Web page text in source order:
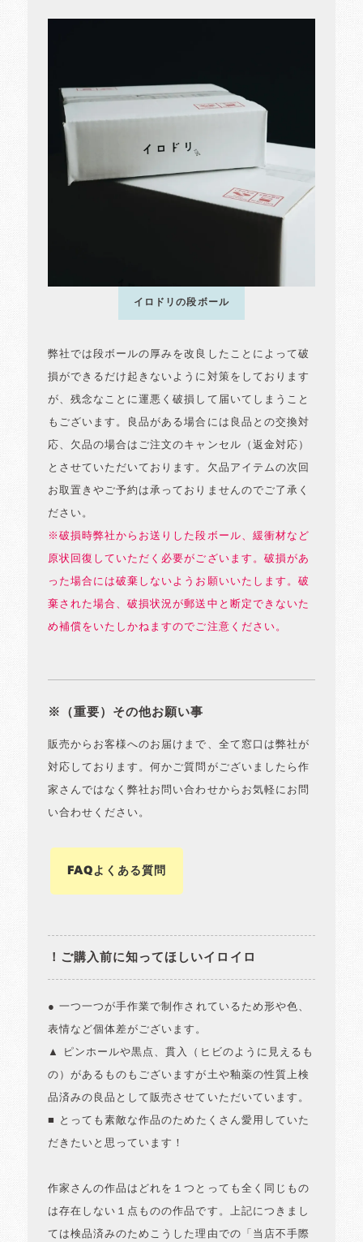
イロドリの段ボール
弊社では段ボールの厚みを改良したことによって破
損ができるだけ起きないように対策をしております
が、残念なことに運悪く破損して届いてしまうこと
もございます。良品がある場合には良品との交換対
応、欠品の場合はご注文のキャンセル（返金対応）
とさせていただいております。欠品アイテムの次回
お取置きやご予約は承っておりませんのでご了承く
ださい。
※破損時弊社からお送りした段ボール、緩衝材など
原状回復していただく必要がございます。破損があ
った場合には破棄しないようお願いいたします。破
棄された場合、破損状況が郵送中と断定できないた
め補償をいたしかねますのでご注意ください。
※（重要）その他お願い事
販売からお客様へのお届けまで、全て窓口は弊社が
対応しております。何かご質問がございましたら作
家さんではなく弊社お問い合わせからお気軽にお問
い合わせください。
FAQよくある質問
！ご購入前に知ってほしいイロイロ
● 一つ一つが手作業で制作されているため形や色、
表情など個体差がございます。
▲ ピンホールや黒点、貫入（ヒビのように見えるも
の）があるものもございますが土や釉薬の性質上検
品済みの良品として販売させていただいています。
■ とっても素敵な作品のためたくさん愛用していた
だきたいと思っています！
作家さんの作品はどれを１つとっても全く同じもの
は存在しない１点ものの作品です。上記につきまし
ては検品済みのためこうした理由での「当店不手際